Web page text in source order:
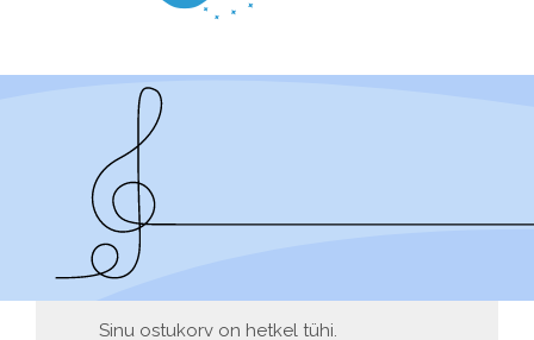
Sinu ostukorv on hetkel tühi.